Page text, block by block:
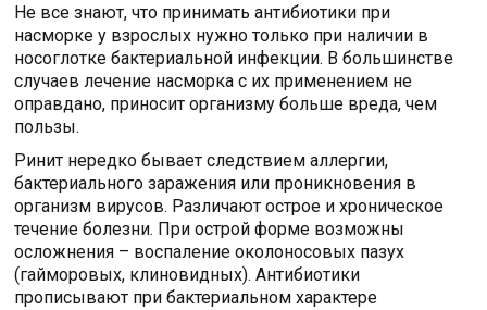
Не все знают, что принимать антибиотики при
насморке у взрослых нужно только при наличии в
носоглотке бактериальной инфекции. В большинстве
случаев лечение насморка с их применением не
оправдано, приносит организму больше вреда, чем
пользы.
Ринит нередко бывает следствием аллергии,
бактериального заражения или проникновения в
организм вирусов. Различают острое и хроническое
течение болезни. При острой форме возможны
осложнения – воспаление околоносовых пазух
(гайморовых, клиновидных). Антибиотики
прописывают при бактериальном характере